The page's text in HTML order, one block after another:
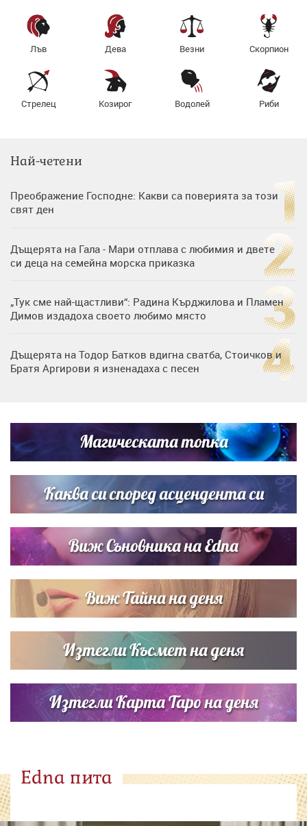
Лъв Дева Везни Скорпион
Стрелец Козирог Водолей Риби
Най-четени
Преображение Господне: Какви са поверията за този
свят ден
Дъщерята на Гала - Мари отплава с любимия и двете
си деца на семейна морска приказка
„Тук сме най-щастливи“: Радина Кърджилова и Пламен
Димов издадоха своето любимо място
Дъщерята на Тодор Батков вдигна сватба, Стоичков и
Братя Аргирови я изненадаха с песен
Списъкът е ясен: Джей Ло и Риана във ВИП гостите на
сватбата на Роналдо
Магическата топка
Каква си според асцендента си
Виж Съновника на Edna
Виж Тайна на деня
Изтегли Късмет на деня
Изтегли Карта Таро на деня
Edna пита